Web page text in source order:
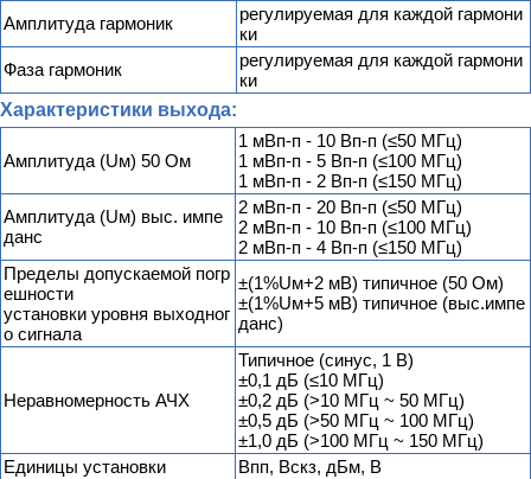
Амплитуда гармоник
регулируемая для каждой гармони
ки
Фаза гармоник
регулируемая для каждой гармони
ки
Характеристики выхода:
Амплитуда (Uм) 50 Ом
1 мВп-п - 10 Вп-п (≤50 МГц)
1 мВп-п - 5 Вп-п (≤100 МГц)
1 мВп-п - 2 Вп-п (≤150 МГц)
Амплитуда (Uм) выс. импе
данс
2 мВп-п - 20 Вп-п (≤50 МГц)
2 мВп-п - 10 Вп-п (≤100 МГц)
2 мВп-п - 4 Вп-п (≤150 МГц)
Пределы допускаемой погр
ешности
установки уровня выходног
о сигнала
±(1%Uм+2 мВ) типичное (50 Ом)
±(1%Uм+5 мВ) типичное (выс.импе
данс)
Неравномерность АЧХ
Типичное (синус, 1 В)
±0,1 дБ (≤10 МГц)
±0,2 дБ (>10 МГц ~ 50 МГц)
±0,5 дБ (>50 МГц ~ 100 МГц)
±1,0 дБ (>100 МГц ~ 150 МГц)
Единицы установки
Впп, Вскз, дБм, В